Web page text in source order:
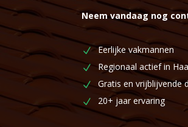
Neem vandaag nog
Eerlijke vakmannen
Regionaal actief in
Gratis en vrijblijvende
20+ jaar ervaring